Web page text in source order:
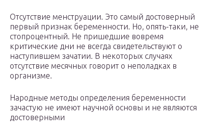
Отсутствие менструации. Это самый достоверный
первый признак беременности. Но, опять-таки, не
стопроцентный. Не пришедшие вовремя
критические дни не всегда свидетельствуют о
наступившем зачатии. В некоторых случаях
отсутствие месячных говорит о неполадках в
организме.
Народные методы определения беременности
зачастую не имеют научной основы и не являются
достоверными